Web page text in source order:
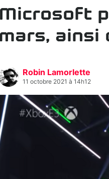
Microsoft
mars, ainsi
Robin Lamorlette
11 octobre 2021 à 14h12